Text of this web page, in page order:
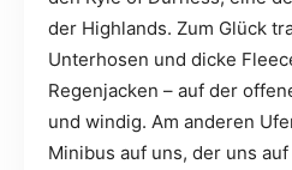
der Highlands. Zum Glück
Unterhosen und dicke
Regenjacken – auf der
und windig. Am anderen
Minibus auf uns, der uns